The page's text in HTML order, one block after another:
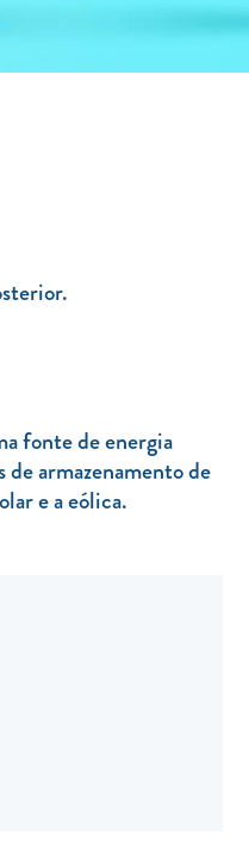
fonte de energia
de armazenamento de
e a eólica.